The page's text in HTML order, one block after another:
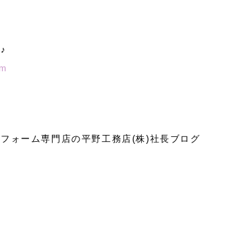
ォーム専門店の平野工務店(株)社長ブログ